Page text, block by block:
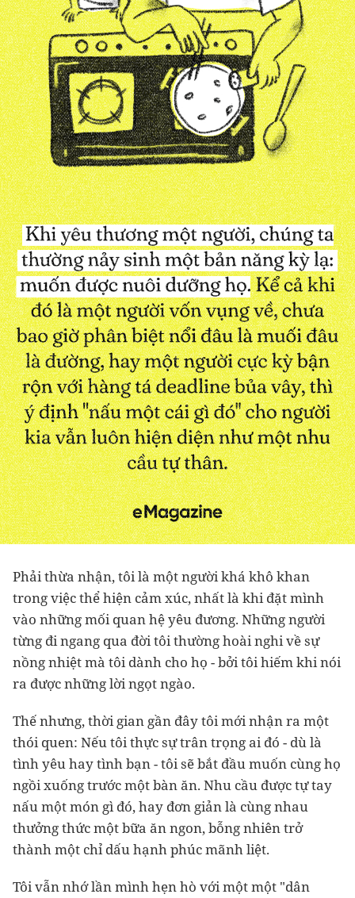
Phải thừa nhận, tôi là một người khá khô khan
trong việc thể hiện cảm xúc, nhất là khi đặt mình
vào những mối quan hệ yêu đương. Những người
từng đi ngang qua đời tôi thường hoài nghi về sự
nồng nhiệt mà tôi dành cho họ - bởi tôi hiếm khi nói
ra được những lời ngọt ngào.
Thế nhưng, thời gian gần đây tôi mới nhận ra một
thói quen: Nếu tôi thực sự trân trọng ai đó - dù là
tình yêu hay tình bạn - tôi sẽ bắt đầu muốn cùng họ
ngồi xuống trước một bàn ăn. Nhu cầu được tự tay
nấu một món gì đó, hay đơn giản là cùng nhau
thưởng thức một bữa ăn ngon, bỗng nhiên trở
thành một chỉ dấu hạnh phúc mãnh liệt.
Tôi vẫn nhớ lần mình hẹn hò với một một "dân